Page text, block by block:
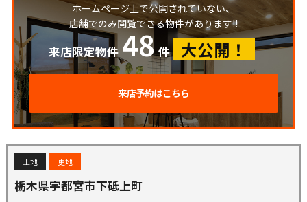
ホームページ上で公開されていない、
店舗でのみ閲覧できる物件があります!!
来店限定物件 48 件 大公開！
来店予約はこちら
土地 更地
栃木県宇都宮市下砥上町